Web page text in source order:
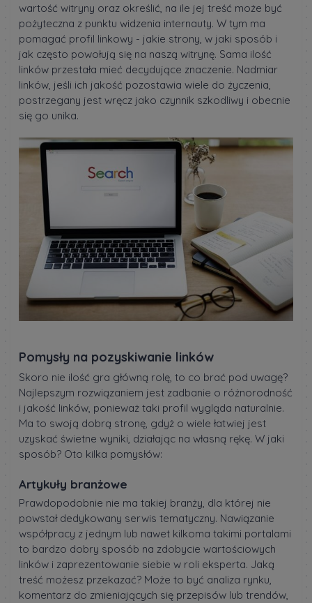
wartość witryny oraz określić, na ile jej treść może być
pożyteczna z punktu widzenia internauty. W tym ma
pomagać profil linkowy - jakie strony, w jaki sposób i
jak często powołują się na naszą witrynę. Sama ilość
linków przestała mieć decydujące znaczenie. Nadmiar
linków, jeśli ich jakość pozostawia wiele do życzenia,
postrzegany jest wręcz jako czynnik szkodliwy i obecnie
się go unika.
Pomysły na pozyskiwanie linków
Skoro nie ilość gra główną rolę, to co brać pod uwagę?
Najlepszym rozwiązaniem jest zadbanie o różnorodność
i jakość linków, ponieważ taki profil wygląda naturalnie.
Ma to swoją dobrą stronę, gdyż o wiele łatwiej jest
uzyskać świetne wyniki, działając na własną rękę. W jaki
sposób? Oto kilka pomysłów:
Artykuły branżowe
Prawdopodobnie nie ma takiej branży, dla której nie
powstał dedykowany serwis tematyczny. Nawiązanie
współpracy z jednym lub nawet kilkoma takimi portalami
to bardzo dobry sposób na zdobycie wartościowych
linków i zaprezentowanie siebie w roli eksperta. Jaką
treść możesz przekazać? Może to być analiza rynku,
komentarz do zmieniających się przepisów lub trendów,